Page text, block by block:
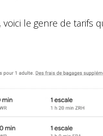
le genre de tarifs